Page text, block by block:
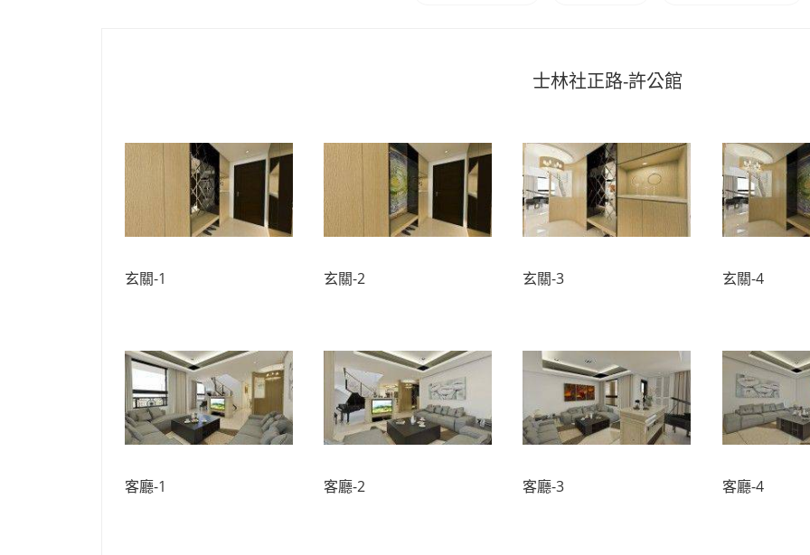
士林社正路-許公館
玄關-1 玄關-2 玄關-3 玄關-4
客廳-1 客廳-2 客廳-3 客廳-4